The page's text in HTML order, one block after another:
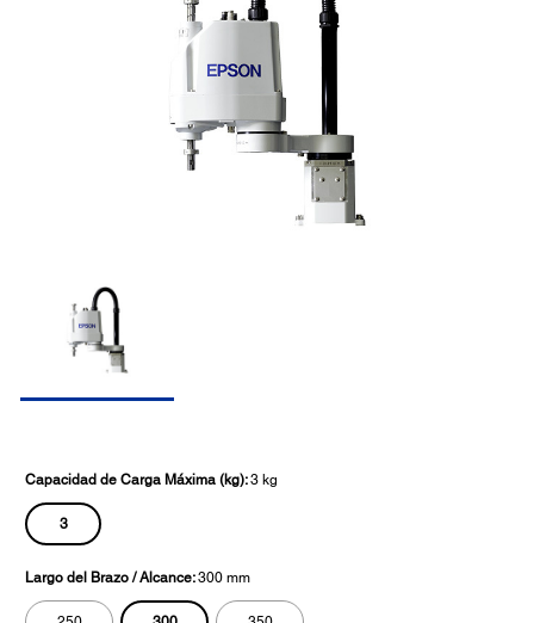
Capacidad de Carga Máxima (kg):3 kg
3
Largo del Brazo / Alcance:300 mm